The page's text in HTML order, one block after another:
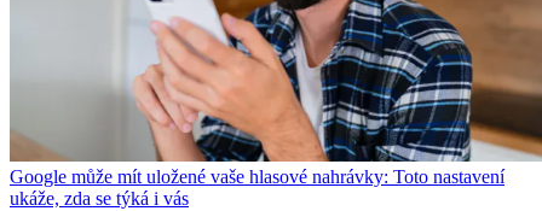
Google může mít uložené vaše hlasové nahrávky: Toto nastavení
ukáže, zda se týká i vás